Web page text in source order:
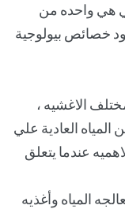
هي واحده من
خصائص بيولوجية
الاغشيه ،
المياه العادية علي
عندما يتعلق
المياه وأغذيه